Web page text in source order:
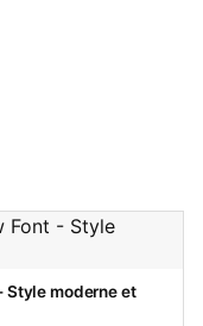
Style moderne et